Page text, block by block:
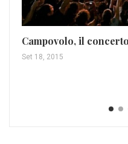
Campovolo, il
Set 18, 2015